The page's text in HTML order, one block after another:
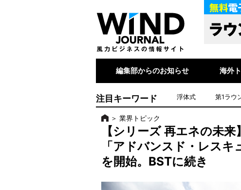
編集部からのお知らせ 海外
注目キーワード 浮体式 第1ラウ
＞業界トピック
【シリーズ 再エネの未
「アドバンスド・レス
を開始。BSTに続き